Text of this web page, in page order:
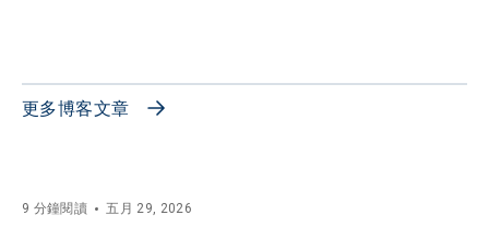
更多博客文章
9 分鐘閱讀 五月 29, 2026